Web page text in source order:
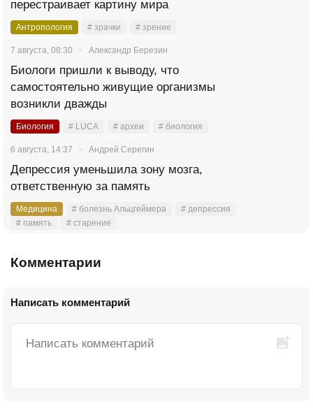
перестраивает картину мира
Антропология # зрачки # зрение
7 августа, 08:30 Александр Березин
Биологи пришли к выводу, что
самостоятельно живущие организмы
возникли дважды
Биология # LUCA # археи # биология
6 августа, 14:37 Андрей Серегин
Депрессия уменьшила зону мозга,
ответственную за память
Медицина # болезнь Альцгеймера
# депрессия
# память
# старение
Комментарии
Написать комментарий